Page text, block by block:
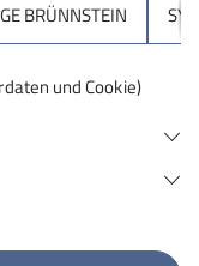
mal mit
nach Jenbach
BRÜNNSTEIN
und Cookie)